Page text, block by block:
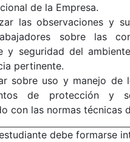
de la Empresa.
las observaciones y
sobre las
y seguridad del
pertinente.
sobre uso y manejo de
de protección y
con las normas técnicas
debe formarse